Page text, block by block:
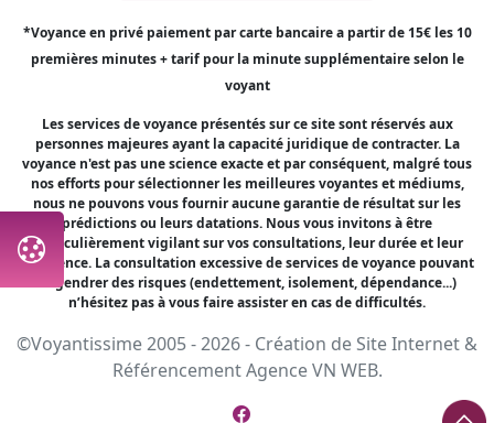
*Voyance en privé paiement par carte bancaire a partir de 15€ les 10
premières minutes + tarif pour la minute supplémentaire selon le
voyant
Les services de voyance présentés sur ce site sont réservés aux
personnes majeures ayant la capacité juridique de contracter. La
voyance n'est pas une science exacte et par conséquent, malgré tous
nos efforts pour sélectionner les meilleures voyantes et médiums,
nous ne pouvons vous fournir aucune garantie de résultat sur les
prédictions ou leurs datations. Nous vous invitons à être
particulièrement vigilant sur vos consultations, leur durée et leur
fréquence. La consultation excessive de services de voyance pouvant
engendrer des risques (endettement, isolement, dépendance...)
n’hésitez pas à vous faire assister en cas de difficultés.
©Voyantissime 2005 - 2026 - Création de Site Internet &
RéférencementAgence VN WEB.